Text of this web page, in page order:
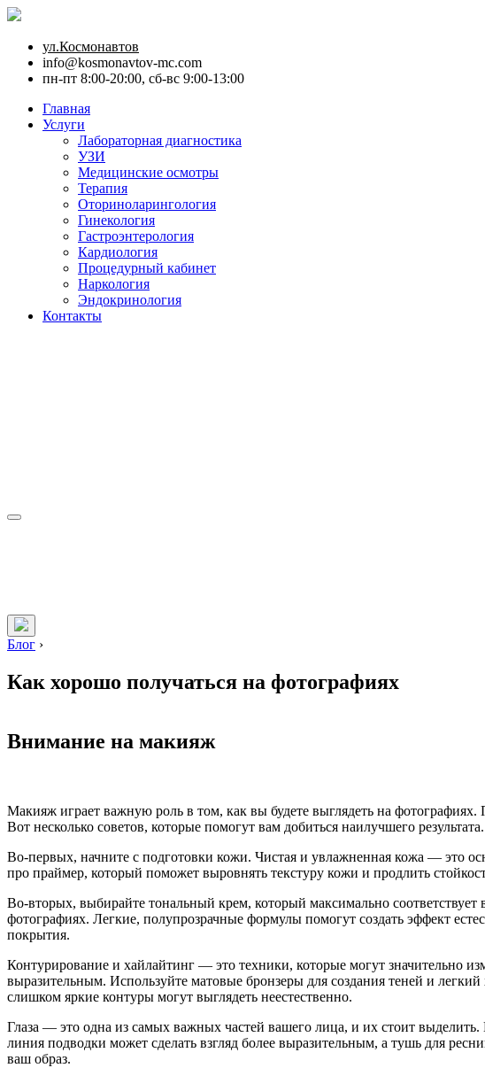
ул.Космонавтов
info@kosmonavtov-mc.com
пн-пт 8:00-20:00, сб-вс 9:00-13:00
Главная
Услуги
Лабораторная диагностика
УЗИ
Медицинские осмотры
Терапия
Оториноларингология
Гинекология
Гастроэнтерология
Кардиология
Процедурный кабинет
Наркология
Эндокринология
Контакты
Блог ›
Как хорошо получаться на фотографиях
Внимание на макияж
Макияж играет важную роль в том, как вы будете выглядеть на
Вот несколько советов, которые помогут вам добиться наилучшего результата.
Во-первых, начните с подготовки кожи. Чистая и увлажненная кожа — это
про праймер, который поможет выровнять текстуру кожи и продлить
Во-вторых, выбирайте тональный крем, который максимально
фотографиях. Легкие, полупрозрачные формулы помогут создать эффект
покрытия.
Контурирование и хайлайтинг — это техники, которые могут значительно
выразительным. Используйте матовые бронзеры для создания теней и
слишком яркие контуры могут выглядеть неестественно.
Глаза — это одна из самых важных частей вашего лица, и их стоит
линия подводки может сделать взгляд более выразительным, а тушь для
ваш образ.